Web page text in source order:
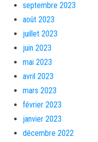
septembre 2023
août 2023
juillet 2023
juin 2023
mai 2023
avril 2023
mars 2023
février 2023
janvier 2023
décembre 2022